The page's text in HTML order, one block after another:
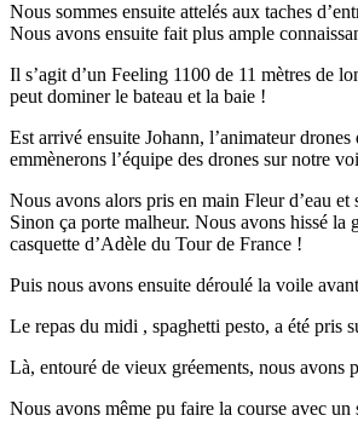
Nous sommes ensuite attelés aux taches
Nous avons ensuite fait plus ample
Il s’agit d’un Feeling 1100 de 11 mètres de
peut dominer le bateau et la baie !
Est arrivé ensuite Johann, l’animateur
emmènerons l’équipe des drones sur notre
Nous avons alors pris en main Fleur d’eau
Sinon ça porte malheur. Nous avons hissé la
casquette d’Adèle du Tour de France !
Puis nous avons ensuite déroulé la voile
Le repas du midi , spaghetti pesto, a été pris
Là, entouré de vieux gréements, nous avons
Nous avons même pu faire la course avec un